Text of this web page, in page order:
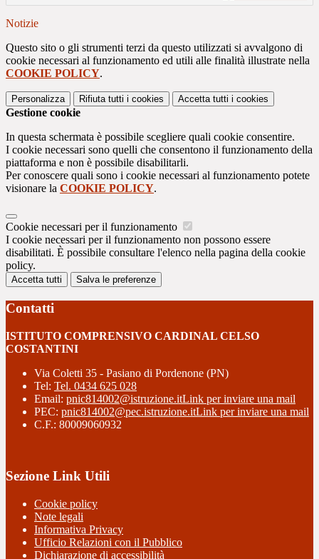
Notizie
Questo sito o gli strumenti terzi da questo utilizzati si avvalgono di
cookie necessari al funzionamento ed utili alle finalità illustrate nella
COOKIE POLICY.
Personalizza Rifiuta tutti i cookies Accetta tutti i cookies
Gestione cookie
In questa schermata è possibile scegliere quali cookie consentire.
I cookie necessari sono quelli che consentono il funzionamento della
piattaforma e non è possibile disabilitarli.
Per conoscere quali sono i cookie necessari al funzionamento potete
visionare la COOKIE POLICY.
Cookie necessari per il funzionamento
I cookie necessari per il funzionamento non possono essere
disabilitati. È possibile consultare l'elenco nella pagina della cookie
policy.
Accetta tutti Salva le preferenze
Contatti
ISTITUTO COMPRENSIVO CARDINAL CELSO
COSTANTINI
Via Coletti 35 - Pasiano di Pordenone (PN)
Tel: Tel. 0434 625 028
Email: pnic814002@istruzione.itLink per inviare una mail
PEC: pnic814002@pec.istruzione.itLink per inviare una mail
C.F.: 80009060932
Sezione Link Utili
Cookie policy
Note legali
Informativa Privacy
Ufficio Relazioni con il Pubblico
Dichiarazione di accessibilità